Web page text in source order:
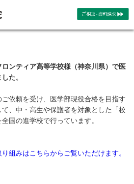
ンティア高等学校様（神奈川県）で医
た。
依頼を受け、医学部現役合格を目指す
、中・高生や保護者を対象とした「校
国の進学校で行っています。
組みはこちらからご覧いただけます。